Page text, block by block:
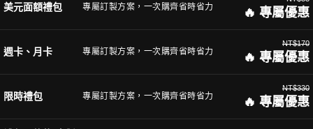
美元面額禮包 專屬訂製方案，一次購齊省時省力 🔥 專屬優惠
週卡、月卡 專屬訂製方案，一次購齊省時省力
NT$170
🔥 專屬優惠
限時禮包 專屬訂製方案，一次購齊省時省力
NT$330
🔥 專屬優惠